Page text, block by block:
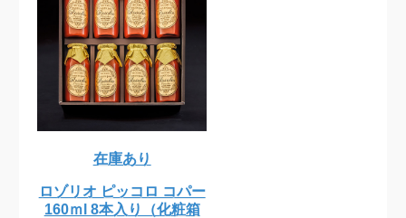
在庫あり
ロゾリオ ピッコロ コパー
160ｍl 8本入り（化粧箱